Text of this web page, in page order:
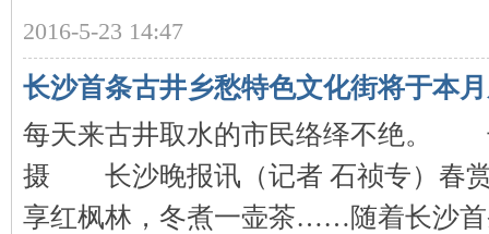
下
2016-5-23 14:47
长沙首条古井乡愁特色文化街将于本
每天来古井取水的市民络绎不绝。
摄 长沙晚报讯（记者 石祯专）春赏
享红枫林，冬煮一壶茶……随着长沙